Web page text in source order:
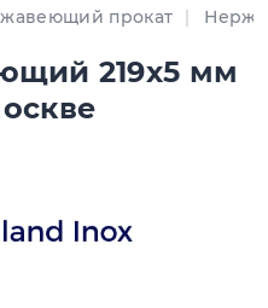
прокат
219х5 мм